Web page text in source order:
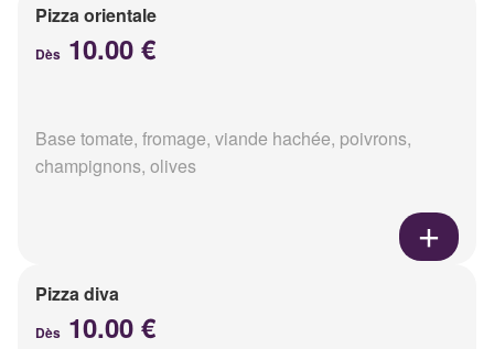
Pizza orientale
Dès 10.00 €
Base tomate, fromage, viande hachée, poivrons,
champignons, olives
Pizza diva
Dès 10.00 €